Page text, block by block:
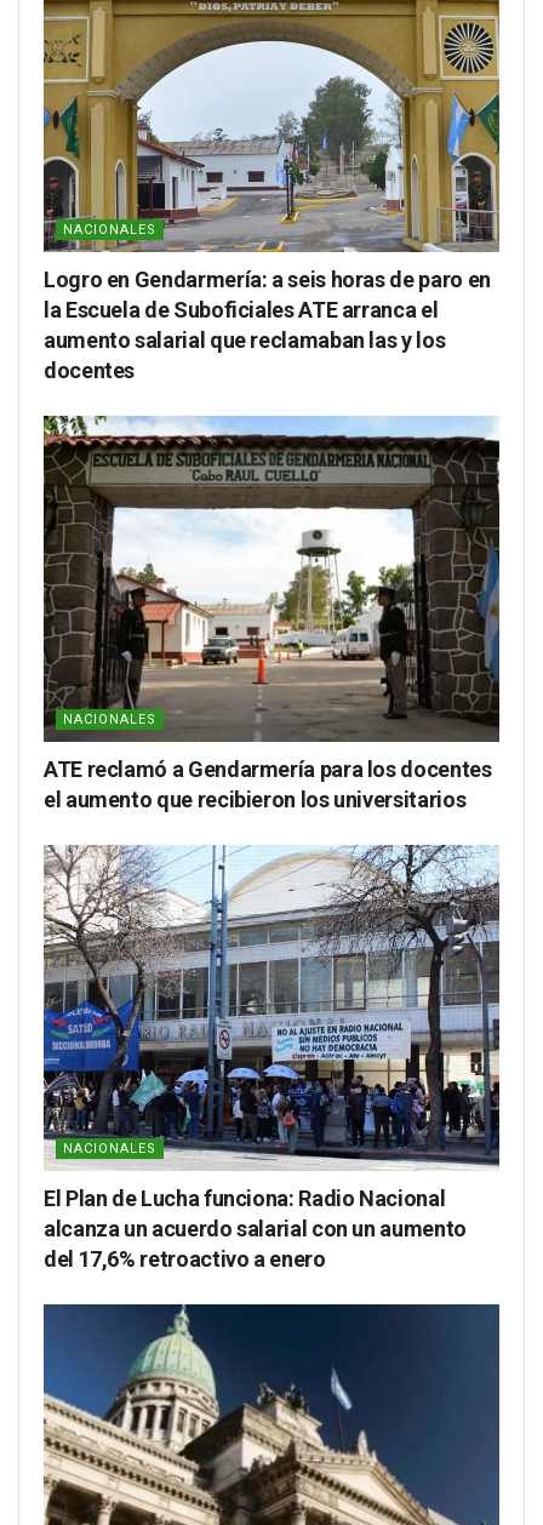
NACIONALES
Logro en Gendarmería: a seis horas de paro en
la Escuela de Suboficiales ATE arranca el
aumento salarial que reclamaban las y los
docentes
NACIONALES
ATE reclamó a Gendarmería para los docentes
el aumento que recibieron los universitarios
NACIONALES
El Plan de Lucha funciona: Radio Nacional
alcanza un acuerdo salarial con un aumento
del 17,6% retroactivo a enero